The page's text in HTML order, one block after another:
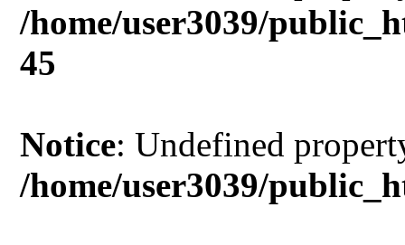
/home/user3039/
45
Notice: Undefined
/home/user3039/